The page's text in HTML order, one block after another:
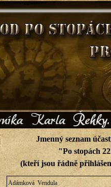
Jmenný seznam
"Po stopách
(kteří jsou řádně
Adámková Vendula